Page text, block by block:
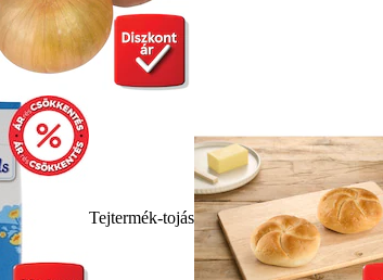
Tejtermék-tojás